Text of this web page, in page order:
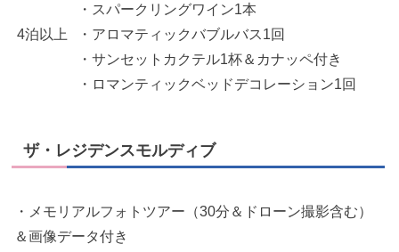
4泊以上
・スパークリングワイン1本
・アロマティックバブルバス1回
・サンセットカクテル1杯＆カナッペ付き
・ロマンティックベッドデコレーション1回
ザ・レジデンスモルディブ
・メモリアルフォトツアー（30分＆ドローン撮影含む）
＆画像データ付き